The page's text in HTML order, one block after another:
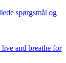
spørgsmål og
and breathe for